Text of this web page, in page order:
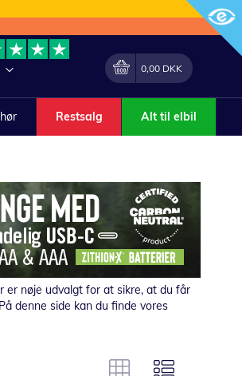
Lave
Min indkøbskurv
0,00 DKK
Restsalg Alt til elbil
er nøje udvalgt for at sikre, at du får
denne side kan du finde vores